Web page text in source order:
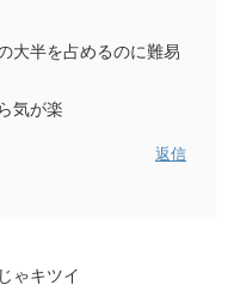
大半を占めるのに難易
気が楽
返信
ゃキツイ